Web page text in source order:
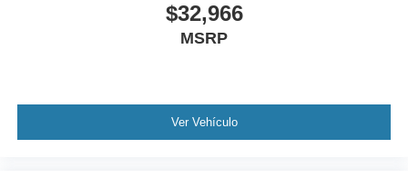
$32,966
MSRP
Ver Vehículo